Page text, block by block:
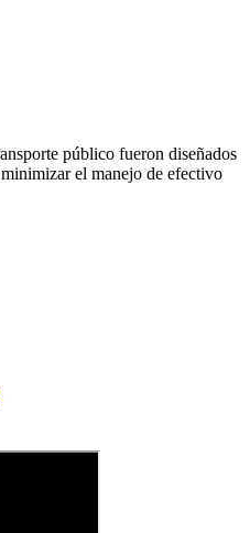
público fueron diseñados
el manejo de efectivo